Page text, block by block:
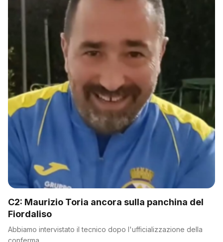
C2: Maurizio Toria ancora sulla panchina del
Fiordaliso
Abbiamo intervistato il tecnico dopo l'ufficializzazione della